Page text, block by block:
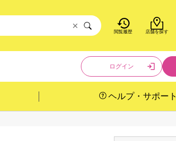
閲覧履歴 店舗を探す
×
ログイン
ヘルプ・サポート